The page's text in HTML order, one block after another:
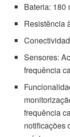
Bateria: 180
Resistência
Sensores:
frequência
frequência
notificações